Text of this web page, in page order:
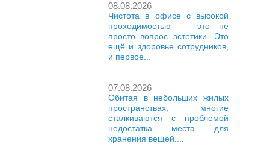
08.08.2026
Чистота в офисе с высокой
проходимостью — это не
просто вопрос эстетики. Это
ещё и здоровье сотрудников,
и первое...
07.08.2026
Обитая в небольших жилых
пространствах, многие
сталкиваются с проблемой
недостатка места для
хранения вещей....